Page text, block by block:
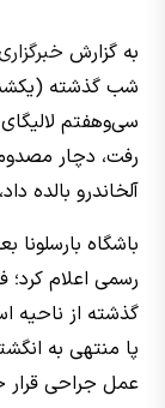
به گزارش
شب گذشته
سی‌وهفتم
آلخاندرو
باشگاه بارسلونا
گذشته از ناحیه
پا منتهی به
عمل جراحی قرار